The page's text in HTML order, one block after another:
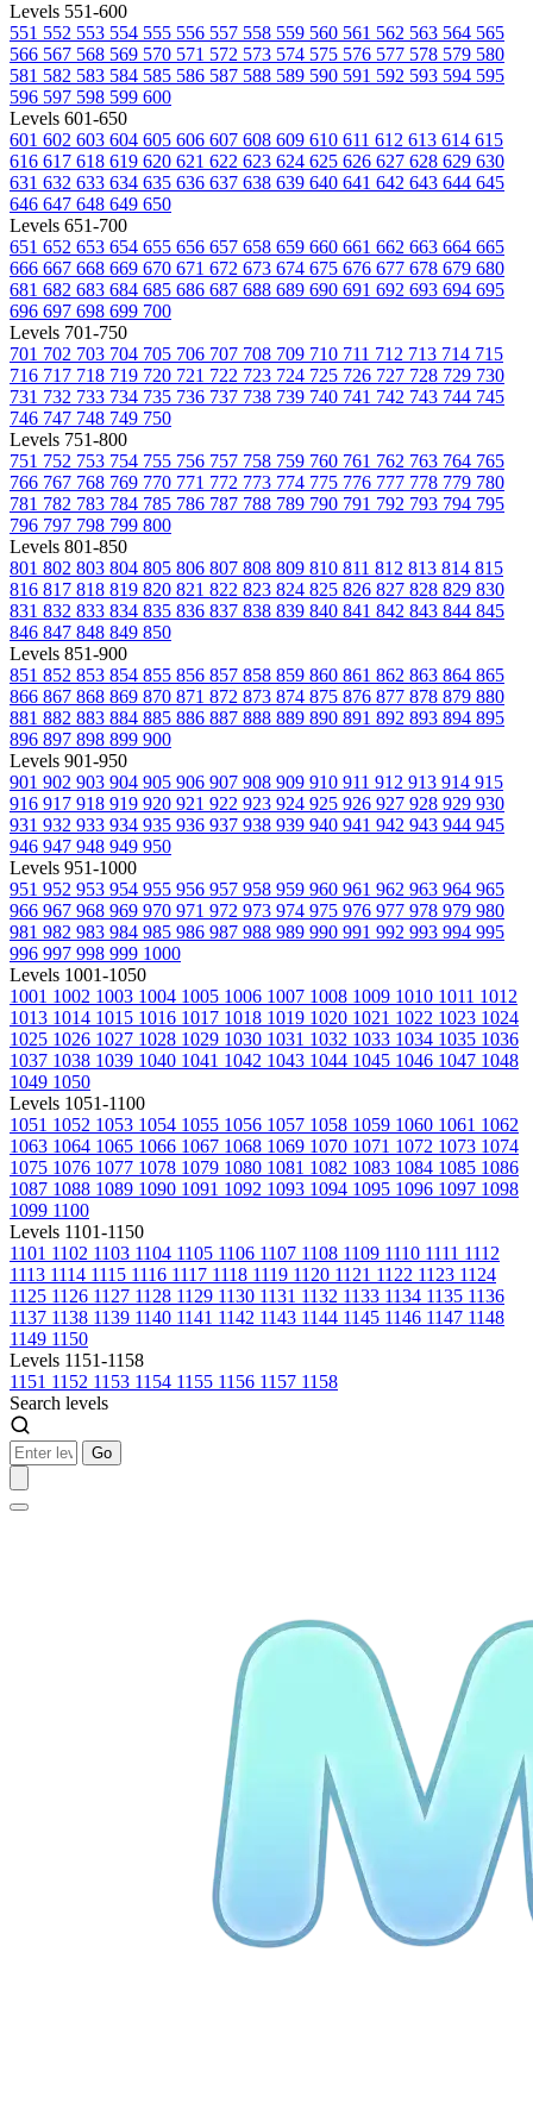
Levels 551-600
551 552 553 554 555 556 557 558 559 560 561 562 563 564 565
566 567 568 569 570 571 572 573 574 575 576 577 578 579 580
581 582 583 584 585 586 587 588 589 590 591 592 593 594 595
596 597 598 599 600
Levels 601-650
601 602 603 604 605 606 607 608 609 610 611 612 613 614 615
616 617 618 619 620 621 622 623 624 625 626 627 628 629 630
631 632 633 634 635 636 637 638 639 640 641 642 643 644 645
646 647 648 649 650
Levels 651-700
651 652 653 654 655 656 657 658 659 660 661 662 663 664 665
666 667 668 669 670 671 672 673 674 675 676 677 678 679 680
681 682 683 684 685 686 687 688 689 690 691 692 693 694 695
696 697 698 699 700
Levels 701-750
701 702 703 704 705 706 707 708 709 710 711 712 713 714 715
716 717 718 719 720 721 722 723 724 725 726 727 728 729 730
731 732 733 734 735 736 737 738 739 740 741 742 743 744 745
746 747 748 749 750
Levels 751-800
751 752 753 754 755 756 757 758 759 760 761 762 763 764 765
766 767 768 769 770 771 772 773 774 775 776 777 778 779 780
781 782 783 784 785 786 787 788 789 790 791 792 793 794 795
796 797 798 799 800
Levels 801-850
801 802 803 804 805 806 807 808 809 810 811 812 813 814 815
816 817 818 819 820 821 822 823 824 825 826 827 828 829 830
831 832 833 834 835 836 837 838 839 840 841 842 843 844 845
846 847 848 849 850
Levels 851-900
851 852 853 854 855 856 857 858 859 860 861 862 863 864 865
866 867 868 869 870 871 872 873 874 875 876 877 878 879 880
881 882 883 884 885 886 887 888 889 890 891 892 893 894 895
896 897 898 899 900
Levels 901-950
901 902 903 904 905 906 907 908 909 910 911 912 913 914 915
916 917 918 919 920 921 922 923 924 925 926 927 928 929 930
931 932 933 934 935 936 937 938 939 940 941 942 943 944 945
946 947 948 949 950
Levels 951-1000
951 952 953 954 955 956 957 958 959 960 961 962 963 964 965
966 967 968 969 970 971 972 973 974 975 976 977 978 979 980
981 982 983 984 985 986 987 988 989 990 991 992 993 994 995
996 997 998 999 1000
Levels 1001-1050
1001 1002 1003 1004 1005 1006 1007 1008 1009 1010 1011 1012
1013 1014 1015 1016 1017 1018 1019 1020 1021 1022 1023 1024
1025 1026 1027 1028 1029 1030 1031 1032 1033 1034 1035 1036
1037 1038 1039 1040 1041 1042 1043 1044 1045 1046 1047 1048
1049 1050
Levels 1051-1100
1051 1052 1053 1054 1055 1056 1057 1058 1059 1060 1061 1062
1063 1064 1065 1066 1067 1068 1069 1070 1071 1072 1073 1074
1075 1076 1077 1078 1079 1080 1081 1082 1083 1084 1085 1086
1087 1088 1089 1090 1091 1092 1093 1094 1095 1096 1097 1098
1099 1100
Levels 1101-1150
1101 1102 1103 1104 1105 1106 1107 1108 1109 1110 1111 1112
1113 1114 1115 1116 1117 1118 1119 1120 1121 1122 1123 1124
1125 1126 1127 1128 1129 1130 1131 1132 1133 1134 1135 1136
1137 1138 1139 1140 1141 1142 1143 1144 1145 1146 1147 1148
1149 1150
Levels 1151-1158
1151 1152 1153 1154 1155 1156 1157 1158
Search levels
Go